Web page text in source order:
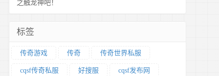
标签
传奇游戏 传奇 传奇世界私服
cqsf传奇私服 好搜服 cqsf发布网